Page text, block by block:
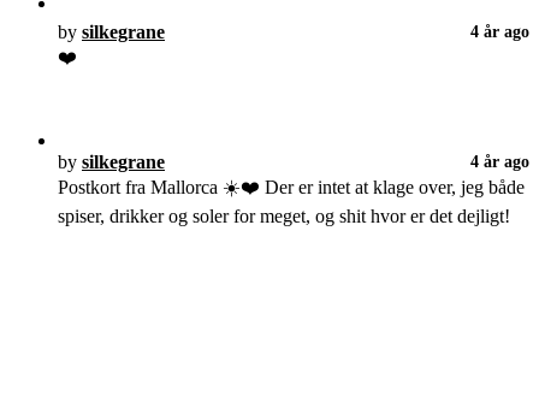
by silkegrane 4 år ago
❤️
by silkegrane 4 år ago
Postkort fra Mallorca ☀️❤️ Der er intet at klage over, jeg både
spiser, drikker og soler for meget, og shit hvor er det dejligt!